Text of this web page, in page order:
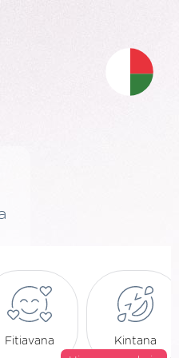
Fitiavana
Kintana